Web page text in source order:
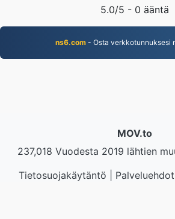
5.0/5 - 0 ääntä
ns6.com- Osta verkkotunnuksesi
MOV.to
237,018 Vuodesta 2019 lähtien
Tietosuojakäytäntö
Palveluehdot